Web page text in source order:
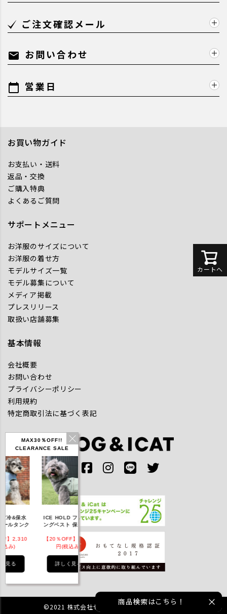
MAX30％OFF!!
CLEARANCE SALE
水
ク
ICE HOLD フィッシ
ングベスト 保冷剤付
【20％OFF】3,168
円(税込み)
詳しく見る
IDOG ICE HOLD ネ
ッククーラー 保冷剤
円(税込み)
詳しく見る
テックタンク 遮熱
カートへ
ご注文確認メール
mail お問い合わせ
calendar_today 営業日
お買い物ガイド
お支払い・送料
返品・交換
ご購入特典
よくあるご質問
サポートメニュー
お洋服のサイズについて
お洋服の着せ方
モデルサイズ一覧
モデル募集について
メディア掲載
プレスリリース
取扱い店舗募集
基本情報
会社概要
お問い合わせ
プライバシーポリシー
利用規約
特定商取引法に基づく表記
©2021 株式会社ゼフィール All rights reserved.
商品検索はこちら！